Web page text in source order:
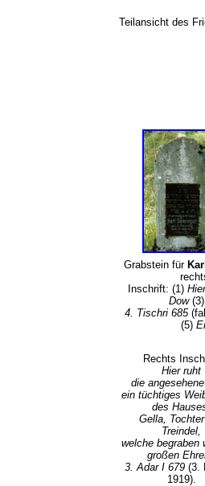
Teilansicht des
Grabstein für
Inschrift: (1)
Dow
4. Tischri 685
(5)
Rechts
Hier ruht
die
ein tüchtiges
des
Gella,
Treindel,
welche begraben
großen
3. Adar I 679 (3.
1919).